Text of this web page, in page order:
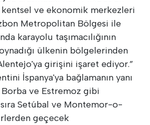
ve ekonomik merkezleri
Metropolitan Bölgesi ile
karayolu taşımacılığının
ülkenin bölgelerinden
girişini işaret ediyor.”
İspanya'ya bağlamanın yanı
Borba ve Estremoz gibi
Setúbal ve Montemor-o-
geçecek